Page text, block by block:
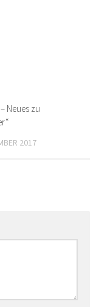
Neues zu
2017